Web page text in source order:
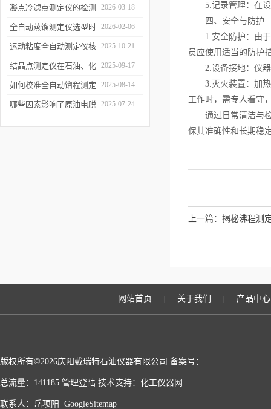
寿命的“时间加速器”
凝点冷滤点测定仪的检测
误差来源与控制
2026-03-18
全自动蒸馏测定仪选型时
需重点关注哪些参数？
2026-02-06
运动粘度全自动测定仪核
心原理
2025-10-21
结晶点测定仪在石油、化
工、燃料行业中的关键作
用
2025-09-17
如何校准全自动馏程测定
仪以确保数据准确性？
2025-08-14
哪些因素影响了原油电脱 2025-07-24
5.记录管理：在设
四、安全与防护
1.安全防护：由于
员应使用适当的防护
2.设备接地：仪器
3.灭火装置：加热
工作时，需专人看守
通过日常清洁与检
保其准确性和长期稳
上一篇： 揭秘沸程测
网站首页 关于我们 产品中心
版权所有©2026庆阳戴瑞特石油仪器有限公司 备案号：
总流量：141185 管理登陆 技术支持： 化工仪器网
联系人：岳项阳 GoogleSitemap